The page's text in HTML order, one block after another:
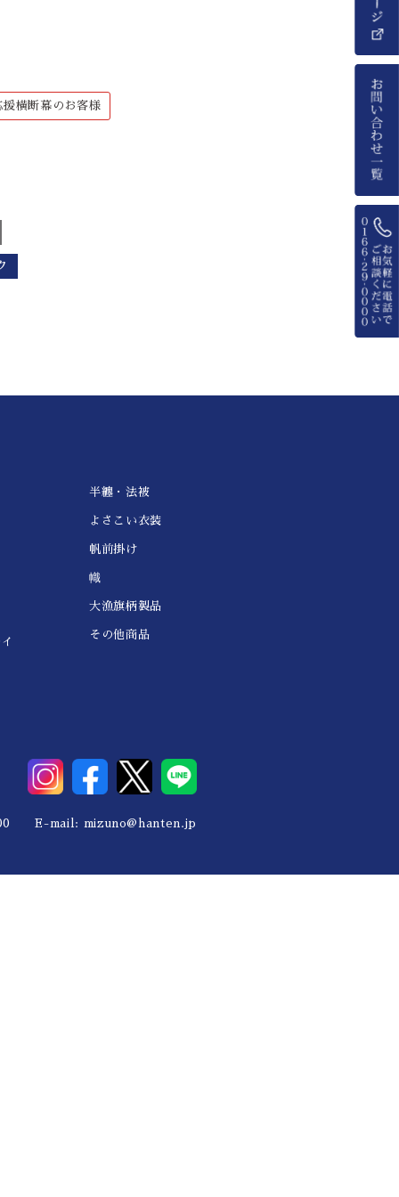
横断幕のお客様
半纏・法被
よさこい衣装
帆前掛け
幟
大漁旗柄製品
その他商品
E-mail: mizuno@hanten.jp